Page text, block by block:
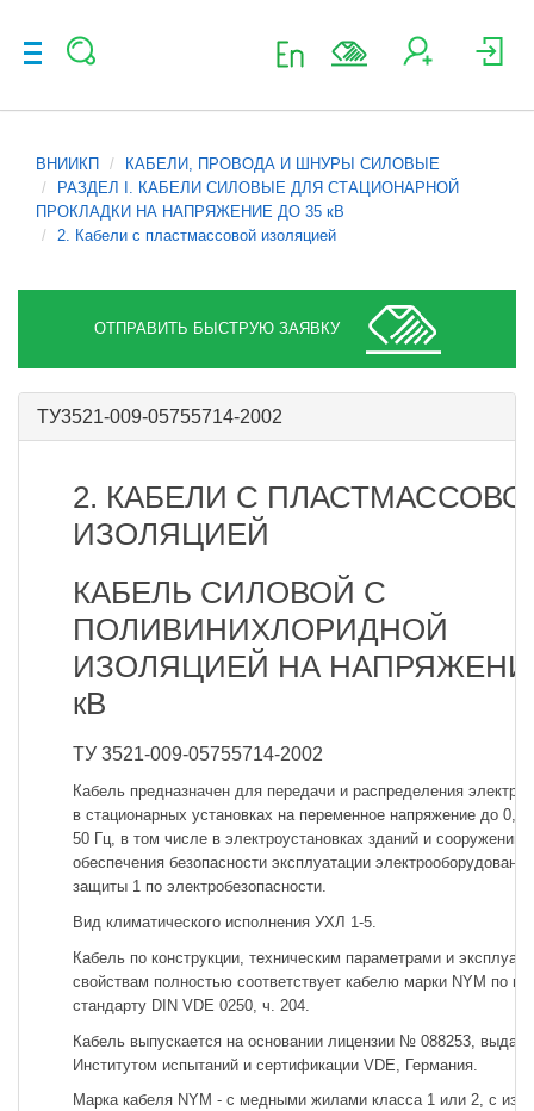
ВНИИКП
КАБЕЛИ, ПРОВОДА И ШНУРЫ СИЛОВЫЕ
РАЗДЕЛ I. КАБЕЛИ СИЛОВЫЕ ДЛЯ СТАЦИОНАРНОЙ
ПРОКЛАДКИ НА НАПРЯЖЕНИЕ ДО 35 кВ
2. Кабели с пластмассовой изоляцией
ОТПРАВИТЬ БЫСТРУЮ ЗАЯВКУ
ТУ3521-009-05755714-2002
2. КАБЕЛИ С
ИЗОЛЯЦИЕЙ
КАБЕЛЬ СИЛОВОЙ С
ПОЛИВИНИХЛОРИДНОЙ
ИЗОЛЯЦИЕЙ НА
кВ
ТУ 3521-009-05755714-2002
Кабель предназначен для передачи и распределения
в стационарных установках на переменное напряжение до
50 Гц, в том числе в электроустановках зданий и сооружений
обеспечения безопасности эксплуатации
защиты 1 по электробезопасности.
Вид климатического исполнения УХЛ 1-5.
Кабель по конструкции, техническим параметрами и
свойствам полностью соответствует кабелю марки NYM по
стандарту DIN VDE 0250, ч. 204.
Кабель выпускается на основании лицензии № 088253,
Институтом испытаний и сертификации VDE, Германия.
Марка кабеля NYM - с медными жилами класса 1 или 2, с